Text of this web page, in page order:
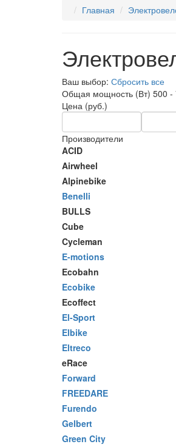
Главная
Ваш выбор: Сбросить все
Общая мощность (Вт) 500 -
Цена (руб.)
Производители
ACID
Airwheel
Alpinebike
Benelli
BULLS
Cube
Cycleman
E-motions
Ecobahn
Ecobike
Ecoffect
El-Sport
Elbike
Eltreco
eRace
Forward
FREEDARE
Furendo
Gelbert
Green City